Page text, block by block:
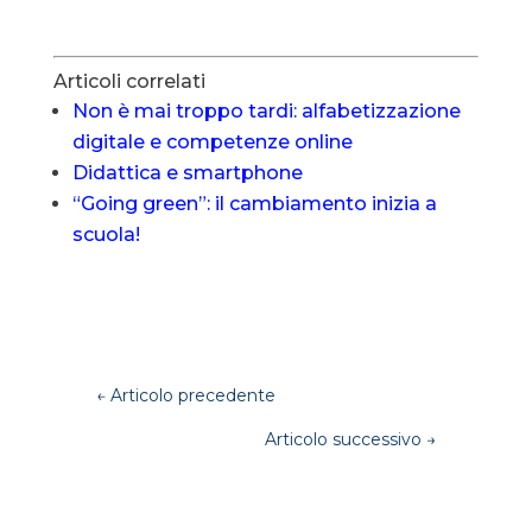
Articoli correlati
Non è mai troppo tardi: alfabetizzazione
digitale e competenze online
Didattica e smartphone
“Going green”: il cambiamento inizia a
scuola!
← Articolo precedente
Articolo successivo →